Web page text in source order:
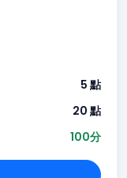
5 點
20 點
100分